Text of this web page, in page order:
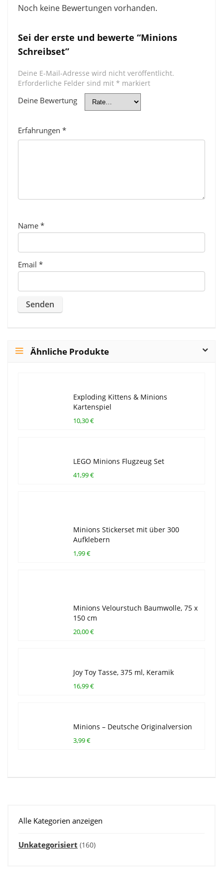
Noch keine Bewertungen vorhanden.
Sei der erste und bewerte “Minions
Schreibset”
Deine E-Mail-Adresse wird nicht veröffentlicht.
Erforderliche Felder sind mit * markiert
Deine Bewertung
Erfahrungen *
Name *
Email *
Ähnliche Produkte
Exploding Kittens & Minions
Kartenspiel
10,30 €
LEGO Minions Flugzeug Set
41,99 €
Minions Stickerset mit über 300
Aufklebern
1,99 €
Minions Velourstuch Baumwolle, 75 x
150 cm
20,00 €
Joy Toy Tasse, 375 ml, Keramik
16,99 €
Minions – Deutsche Originalversion
3,99 €
Alle Kategorien anzeigen
Unkategorisiert (160)